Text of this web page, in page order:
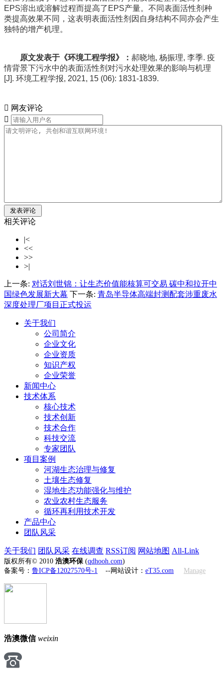
EPS溶出或溶解过程而提高了EPS产量。不同表面活性剂种
类提高效果不同，这表明表面活性剂因自身结构不同亦会产生
独特的增产机理。
原文发表于《环境工程学报》： 郝晓地, 杨振理, 李季. 疫
情背景下污水中的表面活性剂对污水处理效果的影响与机理
[J]. 环境工程学报, 2021, 15 (06): 1831-1839.
 网友评论

相关评论
|<
<<
>>
>|
上一条: 对话刘世锦：让生态价值能核算可交易 碳中和拉开中
国绿色发展新大幕 下一条: 青岛半导体高端封测配套涉重废水
深度处理厂项目正式投运
关于我们
公司简介
企业文化
企业资质
知识产权
企业荣誉
新闻中心
技术体系
核心技术
技术创新
技术合作
科技交流
专家团队
项目案例
河湖生态治理与修复
土壤生态修复
湿地生态功能强化与维护
农业农村生态服务
循环再利用技术开发
产品中心
团队风采
关于我们 团队风采 在线调查 RSS订阅 网站地图 All-Link
版权所有© 2010 浩澳环保 (qdhooh.com)
备案号： 鲁ICP备12027570号-1 --网站设计： eT35.com Manage
浩澳微信 weixin